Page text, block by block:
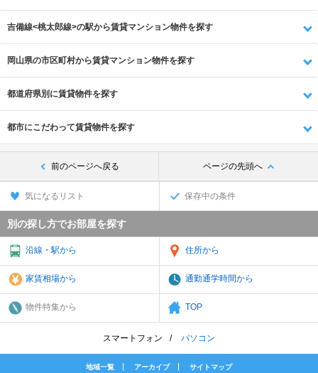
吉備線<桃太郎線>の駅から賃貸マンション物件を探す
岡山県の市区町村から賃貸マンション物件を探す
都道府県別に賃貸物件を探す
都市にこだわって賃貸物件を探す
前のページへ戻る ページの先頭へ
気になるリスト 保存中の条件
別の探し方でお部屋を探す
沿線・駅から 住所から
家賃相場から 通勤通学時間から
物件特集から TOP
スマートフォン パソコン
地域一覧 アーカイブ サイトマップ